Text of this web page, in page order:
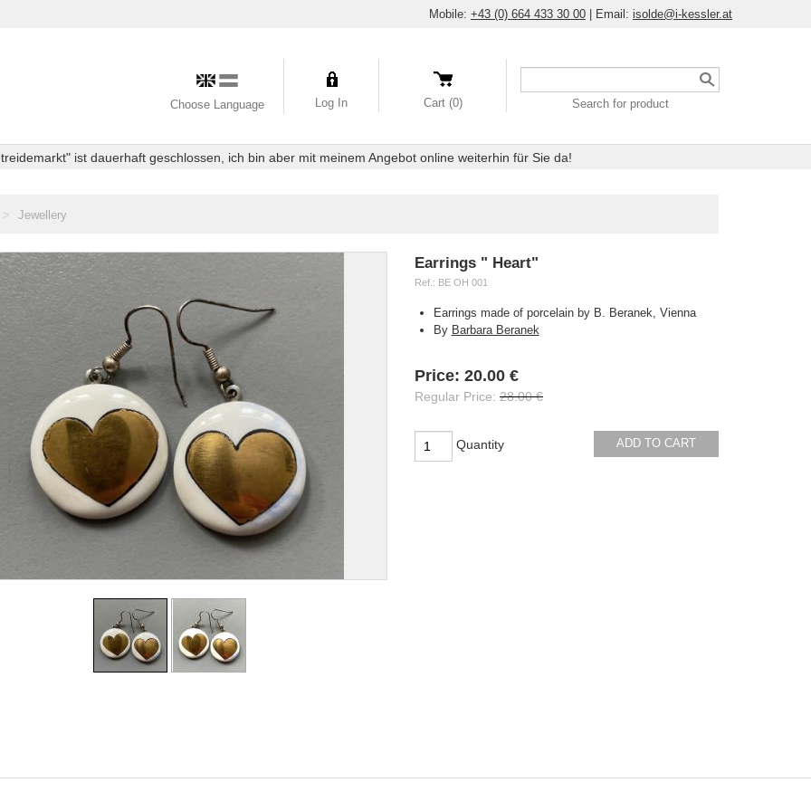
Mobile: +43 (0) 664 433 30 00 | Email: isolde@i-kessler.at
Choose Language Log In Cart (0)
a
Search for product
ist dauerhaft geschlossen, ich bin aber mit meinem Angebot online weiterhin für Sie da!
Jewellery
Earrings " Heart"
Ref.: BE OH 001
Earrings made of porcelain by B. Beranek, Vienna
By Barbara Beranek
Availability:
Price:20.00 €
Regular Price:28.00 €
Quantity ADD TO CART